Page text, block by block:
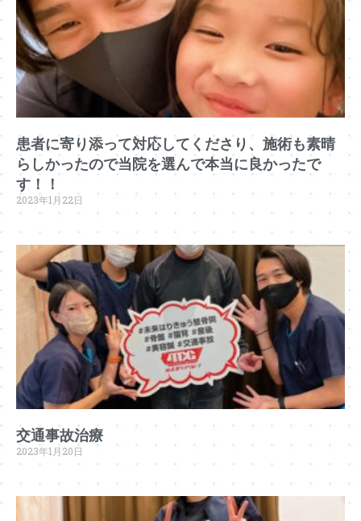
患者に寄り添って対応してくださり、施術も素晴
らしかったので当院を選んで本当に良かったで
す！！
2023年1月22日
交通事故治療
2023年1月20日